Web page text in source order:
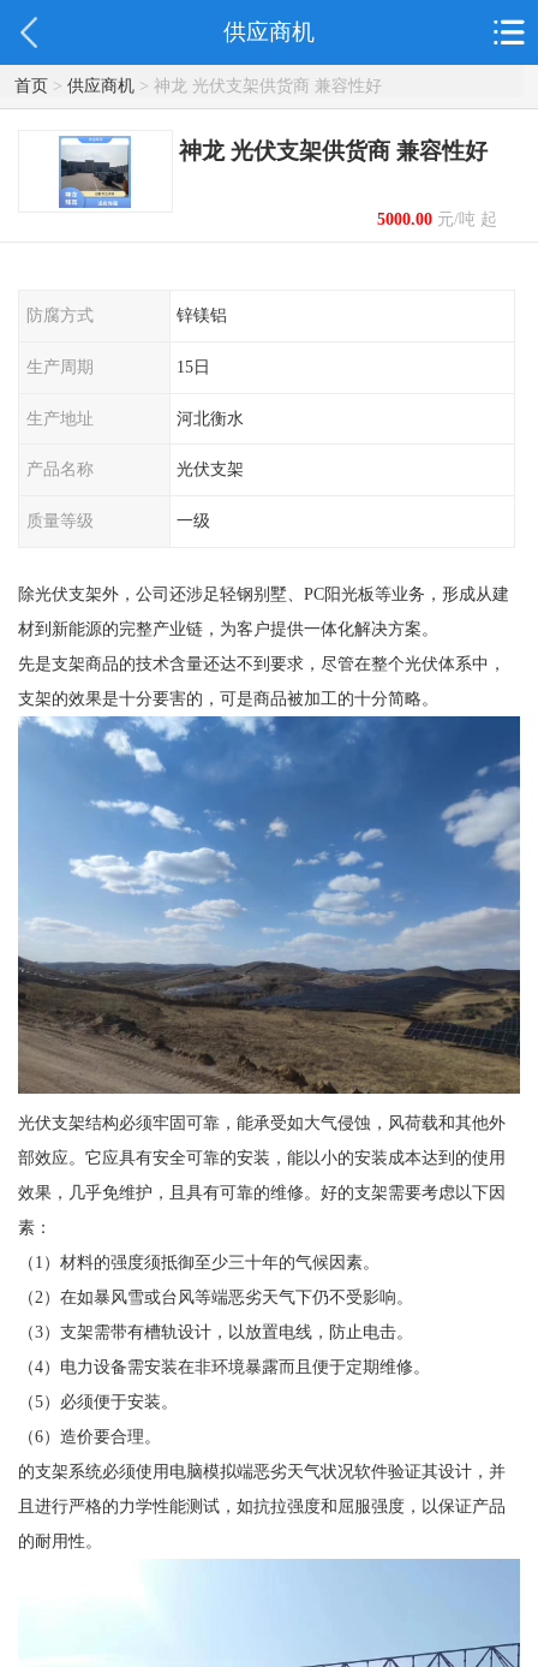
供应商机
首页> 供应商机> 神龙 光伏支架供货商 兼容性好
神龙 光伏支架供货商 兼容性好
5000.00元/吨 起
防腐方式 锌镁铝
生产周期 15日
生产地址 河北衡水
产品名称 光伏支架
质量等级 一级
除光伏支架外，公司还涉足轻钢别墅、PC阳光板等业务，形成从建
材到新能源的完整产业链，为客户提供一体化解决方案。
先是支架商品的技术含量还达不到要求，尽管在整个光伏体系中，
支架的效果是十分要害的，可是商品被加工的十分简略。
光伏支架结构必须牢固可靠，能承受如大气侵蚀，风荷载和其他外
部效应。它应具有安全可靠的安装，能以小的安装成本达到的使用
效果，几乎免维护，且具有可靠的维修。好的支架需要考虑以下因
素：
（1）材料的强度须抵御至少三十年的气候因素。
（2）在如暴风雪或台风等端恶劣天气下仍不受影响。
（3）支架需带有槽轨设计，以放置电线，防止电击。
（4）电力设备需安装在非环境暴露而且便于定期维修。
（5）必须便于安装。
（6）造价要合理。
的支架系统必须使用电脑模拟端恶劣天气状况软件验证其设计，并
且进行严格的力学性能测试，如抗拉强度和屈服强度，以保证产品
的耐用性。